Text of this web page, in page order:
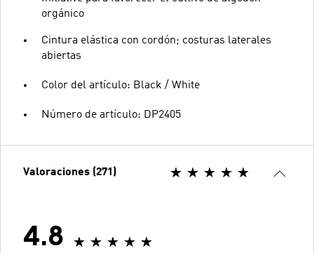
orgánico
Cintura elástica con cordón; costuras laterales
abiertas
Color del artículo: Black / White
Número de artículo: DP2405
Valoraciones (271)
4.8